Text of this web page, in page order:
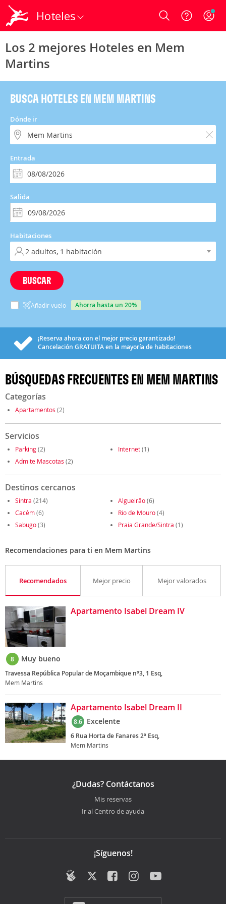
Hoteles Login
Los 2 mejores Hoteles en Mem
Martins
BUSCA HOTELES EN MEM MARTINS
Dónde ir
Entrada
Salida
Habitaciones
BUSCAR
Añadir vuelo ahorra hasta un 20%
¡Reserva ahora con el mejor precio garantizado!
Cancelación GRATUITAen la mayoría de habitaciones
BÚSQUEDAS FRECUENTES EN MEM MARTINS
Categorías
Apartamentos (2)
Servicios
Parking(2) Internet(1)
Admite Mascotas (2)
Destinos cercanos
Sintra (214) Algueirão(6)
Cacém(6) Rio de Mouro(4)
Sabugo(3) Praia Grande/Sintra (1)
Recomendaciones para ti en Mem Martins
Recomendados Mejor precio Mejor valorados
Apartamento Isabel Dream IV
8 Muy bueno
Travessa República Popular de Moçambique nº3, 1 Esq,
Mem Martins
Apartamento Isabel Dream II
8.6 Excelente
6 Rua Horta de Fanares 2º Esq,
Mem Martins
¿Dudas? Contáctanos
Mis reservas
Ir al Centro de ayuda
¡Síguenos!